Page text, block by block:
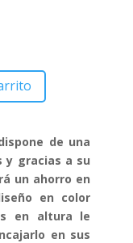
de una
y gracias a su
un ahorro en
en color
en altura le
en sus